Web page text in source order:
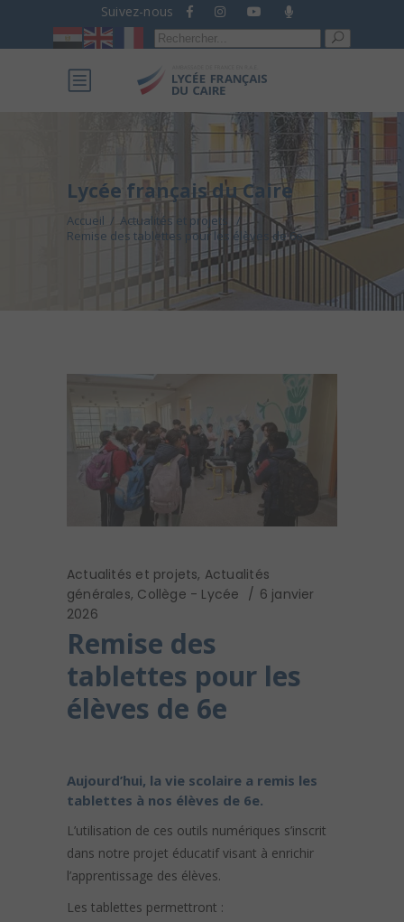
Suivez-nous
Recherche
pour :
Lycée français du Caire
Accueil / Actualités et projets
/
Remise des tablettes pour les élèves de 6e
Actualités et projets, Actualités
générales, Collège - Lycée
6 janvier
2026
Remise des
tablettes pour les
élèves de 6e
Aujourd’hui, la vie scolaire a remis les
tablettes à nos élèves de 6e.
L’utilisation de ces outils numériques s’inscrit
dans notre projet éducatif visant à enrichir
l’apprentissage des élèves.
Les tablettes permettront :